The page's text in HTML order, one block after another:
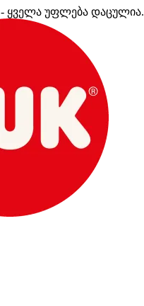
- ყველა უფლება დაცულია.